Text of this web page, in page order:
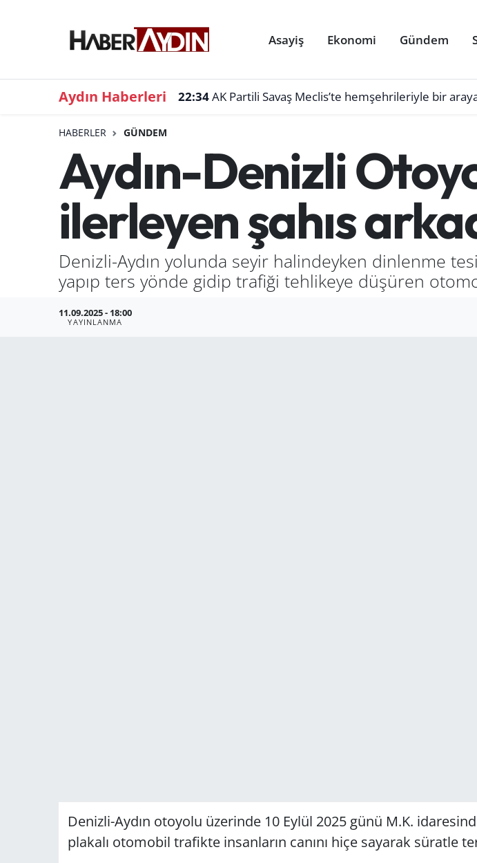
Asayiş Ekonomi Gündem
Aydın Haberleri 22:34AK Partili Savaş Meclis’te hemşehrileriyle bir
HABERLER GÜNDEM
Aydın-Denizli
ilerleyen şahıs
Denizli-Aydın yolunda seyir halindeyken dinlenme
yapıp ters yönde gidip trafiği tehlikeye düşüren
11.09.2025 - 18:00
YAYINLANMA
Denizli-Aydın otoyolu üzerinde 10 Eylül 2025 günü M.K.
plakalı otomobil trafikte insanların canını hiçe sayarak süratle